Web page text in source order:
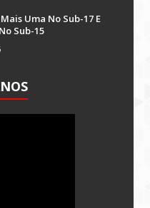
Uma No Sub-17 E
Sub-15